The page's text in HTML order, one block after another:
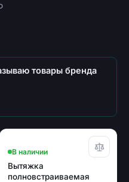
товары бренда
В наличии
Вытяжка
полновстраиваемая